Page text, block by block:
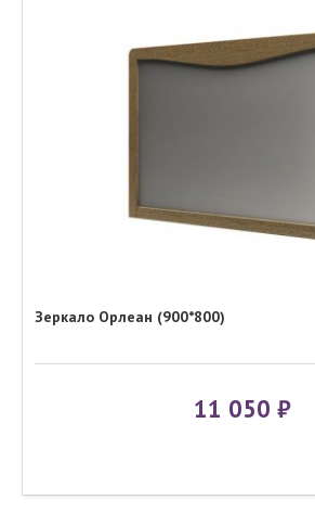
Зеркало Орлеан (900*800)
11 050